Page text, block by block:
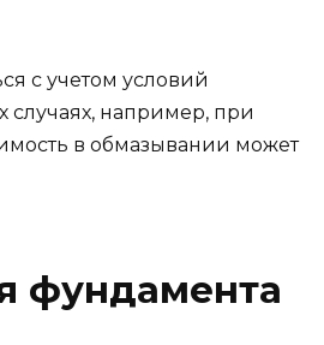
с учетом условий
случаях, например, при
в обмазывании может
фундамента